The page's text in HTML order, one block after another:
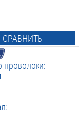
СРАВНИТЬ
проволоки: